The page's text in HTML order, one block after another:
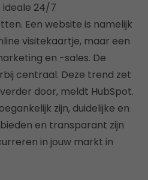
ideale 24/7
Een website is namelijk
visitekaartje, maar een
en -sales. De
centraal. Deze trend zet
door, meldt HubSpot.
zijn, duidelijke en
en transparant zijn
in jouw markt in